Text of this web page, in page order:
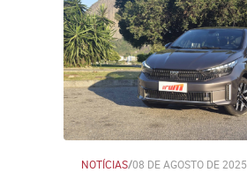
NOTÍCIAS/08 DE AGOSTO DE 2025